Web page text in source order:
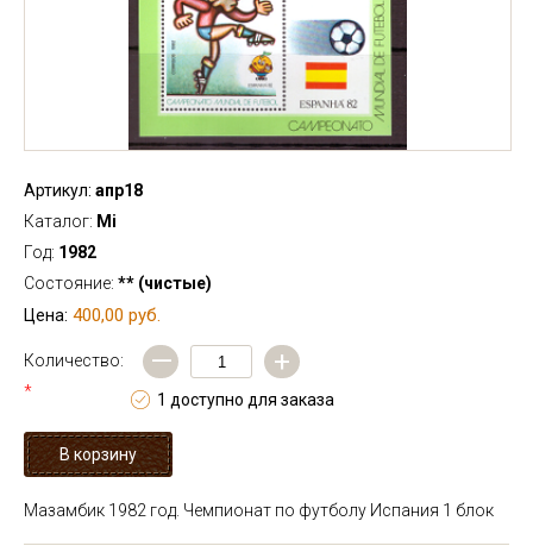
Артикул: апр18
Каталог: Mi
Год: 1982
Состояние: ** (чистые)
Цена: 400,00 руб.
Количество:
*
— +
1 доступно для заказа
Мазамбик 1982 год. Чемпионат по футболу Испания 1 блок